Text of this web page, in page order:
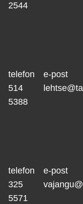
2544
telefon
514
5388
e-post
telefon
325
5571
e-post